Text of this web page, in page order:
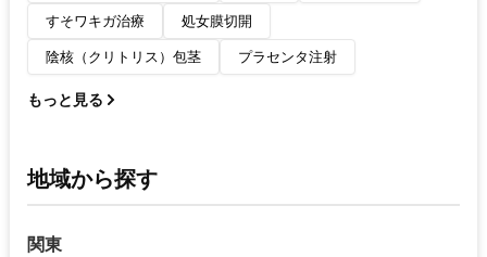
すそワキガ治療 処女膜切開
陰核（クリトリス）包茎 プラセンタ注射
もっと見る
地域から探す
関東